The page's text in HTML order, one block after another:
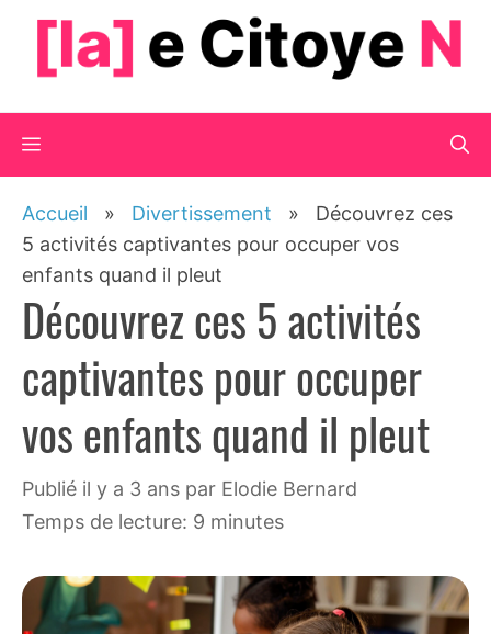
contenu
Menu
Accueil » Divertissement » Découvrez ces
5 activités captivantes pour occuper vos
enfants quand il pleut
Découvrez ces 5 activités
captivantes pour occuper
vos enfants quand il pleut
publié il y a 3 ans par Elodie Bernard
Temps de lecture: 9 minutes